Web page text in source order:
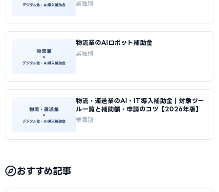
業種別
物流業のAIロボット補助金
業種別
物流・運送業のAI・IT導入補助金｜対象ツー
ル一覧と補助額・申請のコツ【2026年版】
業種別
おすすめ記事